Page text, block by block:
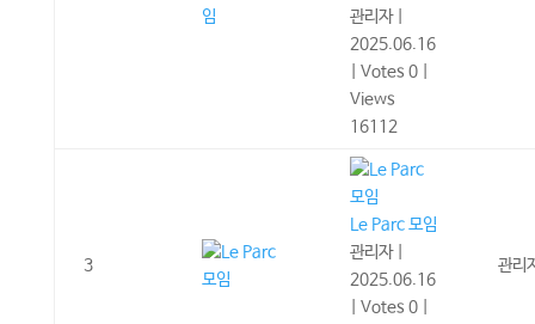
관리자
2025.06.16
Votes 0
Views
16112
3
Le Parc 모임
관리자
2025.06.16
Votes 0
관리